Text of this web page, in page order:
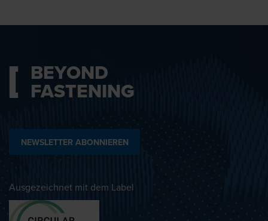
BEYOND
FASTENING
NEWSLETTER ABONNIEREN
Ausgezeichnet mit dem Label